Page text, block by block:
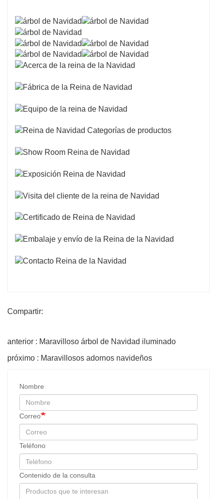
Compartir:
anterior : Maravilloso árbol de Navidad iluminado
próximo : Maravillosos adornos navideños
Nombre
Correo
Teléfono
Contenido de la consulta